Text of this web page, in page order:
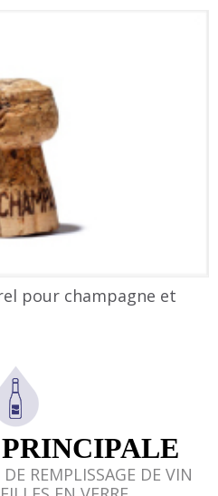
pour champagne et
REMPLISSAGE DE VIN